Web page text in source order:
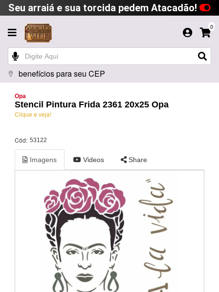
Seu arraiá e sua torcida pedem Atacadão!
0
benefícios para seu CEP
Opa
Stencil Pintura Frida 2361 20x25 Opa
Clique e veja!
Cód: 53122
Imagens Videos Share